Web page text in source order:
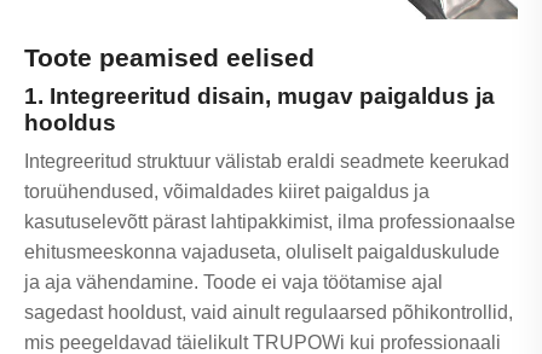
Toote peamised eelised
1. Integreeritud disain, mugav paigaldus ja
hooldus
Integreeritud struktuur välistab eraldi seadmete keerukad
toruühendused, võimaldades kiiret paigaldus ja
kasutuselevõtt pärast lahtipakkimist, ilma professionaalse
ehitusmeeskonna vajaduseta, oluliselt paigalduskulude
ja aja vähendamine. Toode ei vaja töötamise ajal
sagedast hooldust, vaid ainult regulaarsed põhikontrollid,
mis peegeldavad täielikult TRUPOWi kui professionaali